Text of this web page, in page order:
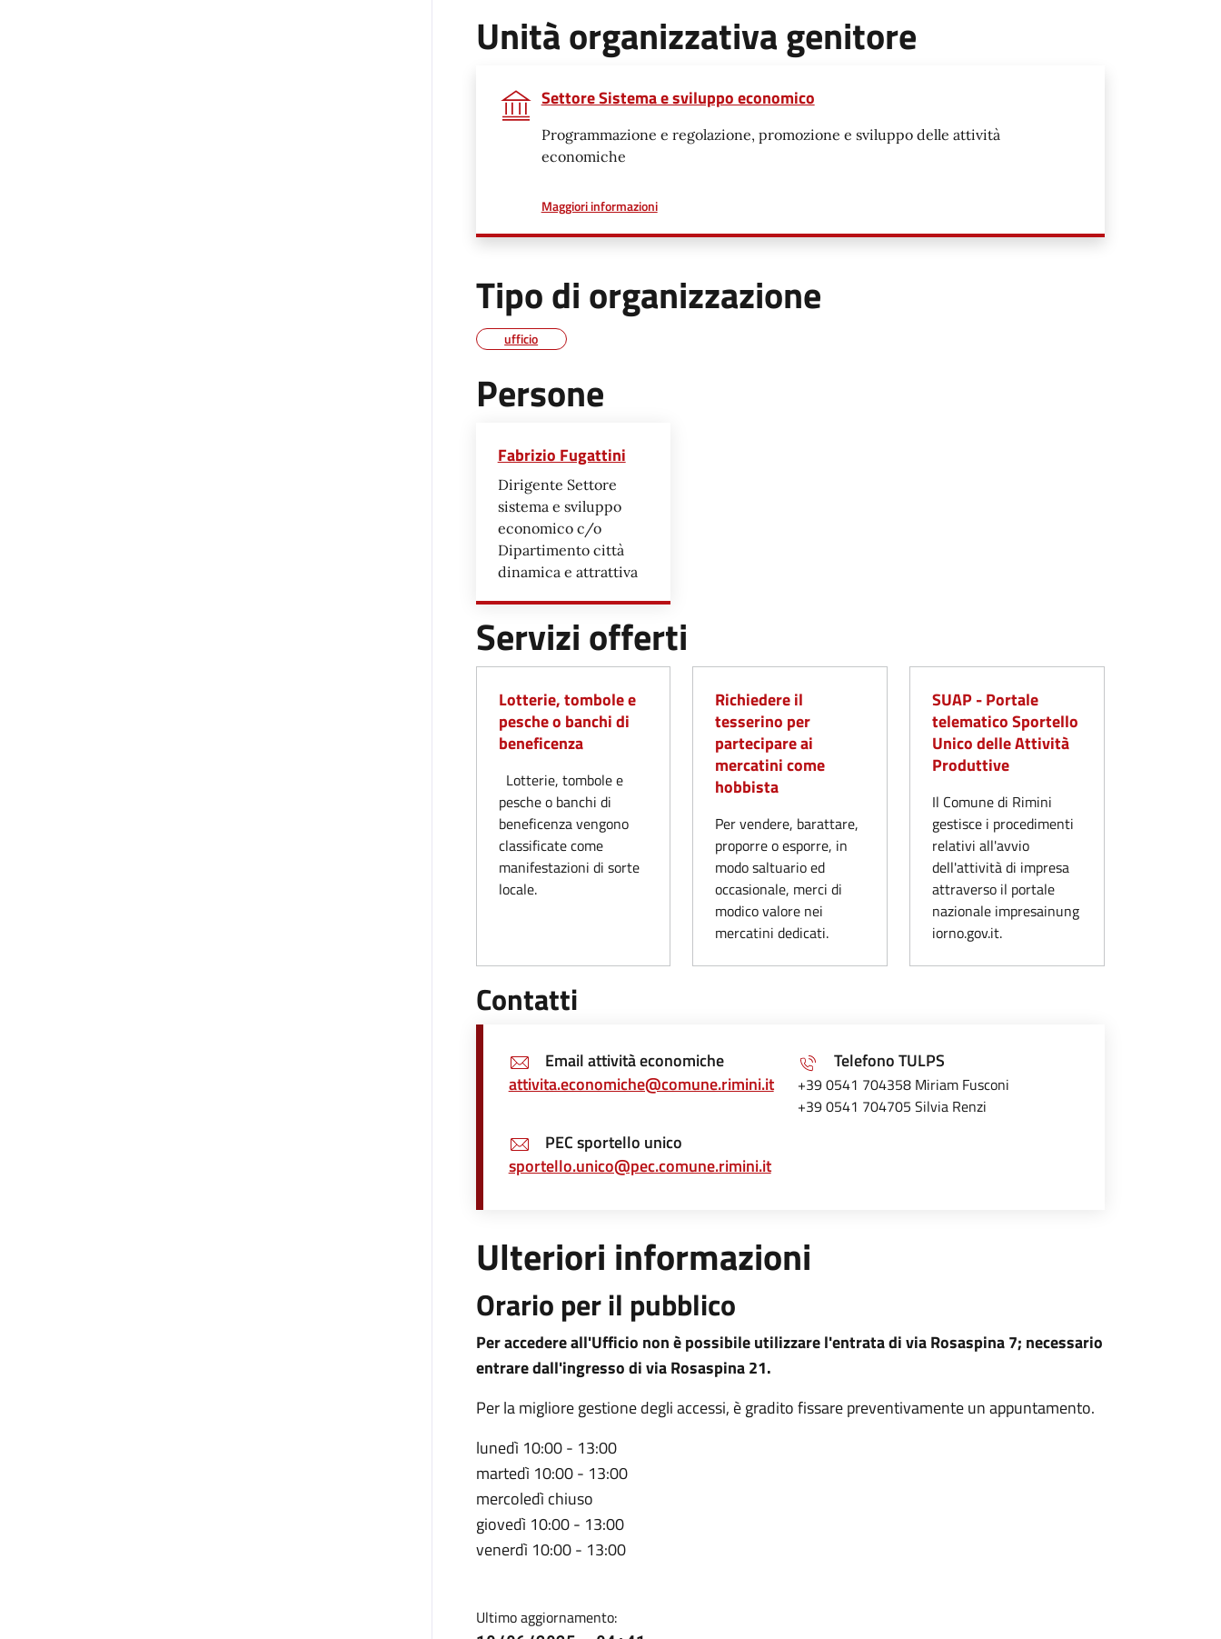
Unità organizzativa genitore
Settore Sistema e sviluppo economico
Programmazione e regolazione, promozione e sviluppo delle attività
economiche
Maggiori informazionia proposito di
Tipo di organizzazione
ufficio
Persone
Fabrizio Fugattini
Dirigente Settore
sistema e sviluppo
economico c/o
Dipartimento città
dinamica e attrattiva
Servizi offerti
Lotterie, tombole e
pesche o banchi di
beneficenza
Lotterie, tombole e
pesche o banchi di
beneficenza vengono
classificate come
manifestazioni di sorte
locale.
Richiedere il
tesserino per
partecipare ai
mercatini come
hobbista
Per vendere, barattare,
proporre o esporre, in
modo saltuario ed
occasionale, merci di
modico valore nei
mercatini dedicati.
SUAP - Portale
telematico Sportello
Unico delle Attività
Produttive
Il Comune di Rimini
gestisce i procedimenti
relativi all'avvio
dell'attività di impresa
attraverso il portale
nazionale impresainung
iorno.gov.it.
Contatti
Email attività economiche
attivita.economiche@comune.rimini.it
Telefono TULPS
+39 0541 704358 Miriam Fusconi
+39 0541 704705 Silvia Renzi
PEC sportello unico
sportello.unico@pec.comune.rimini.it
Ulteriori informazioni
Orario per il pubblico
Per accedere all'Ufficio non è possibile utilizzare l'entrata di via Rosaspina 7; necessario
entrare dall'ingresso di via Rosaspina 21.
Per la migliore gestione degli accessi, è gradito fissare preventivamente un appuntamento.
lunedì 10:00 - 13:00
martedì 10:00 - 13:00
mercoledì chiuso
giovedì 10:00 - 13:00
venerdì 10:00 - 13:00
Ultimo aggiornamento: